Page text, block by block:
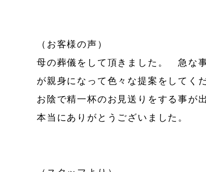
（お客様の声）
母の葬儀をして頂きました。 急な
が親身になって色々な提案をしてく
お陰で精一杯のお見送りをする事が
本当にありがとうございました。